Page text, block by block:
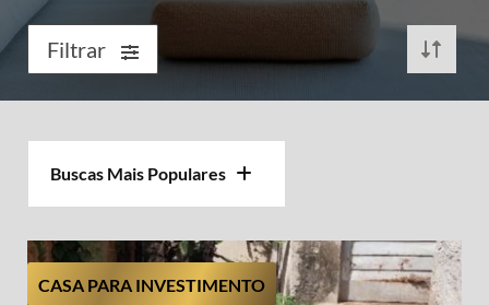
Filtrar
Buscas Mais Populares
CASA PARA INVESTIMENTO